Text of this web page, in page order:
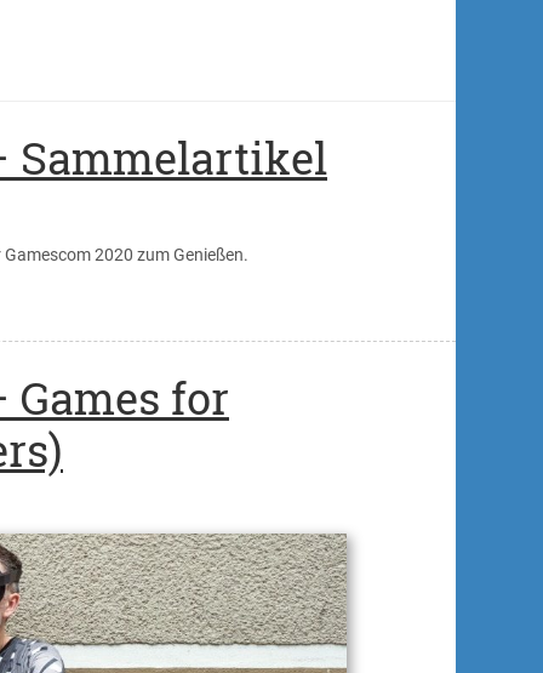
Sammelartikel
2020 zum Genießen.
for